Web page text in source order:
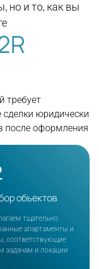
но и то, как вы
требует
юридически
после оформления
объектов
тщательно
апартаменты и
соответствующие
задачам и локации